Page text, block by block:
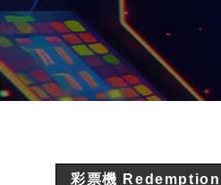
彩票機 Redemption